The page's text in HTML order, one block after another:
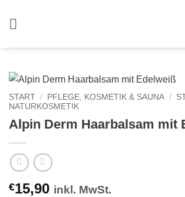
Inhalt
START / PFLEGE, KOSMETIK & SAUNA /
NATURKOSMETIK
Alpin Derm Haarbalsam mit
€15,90 inkl. MwSt.